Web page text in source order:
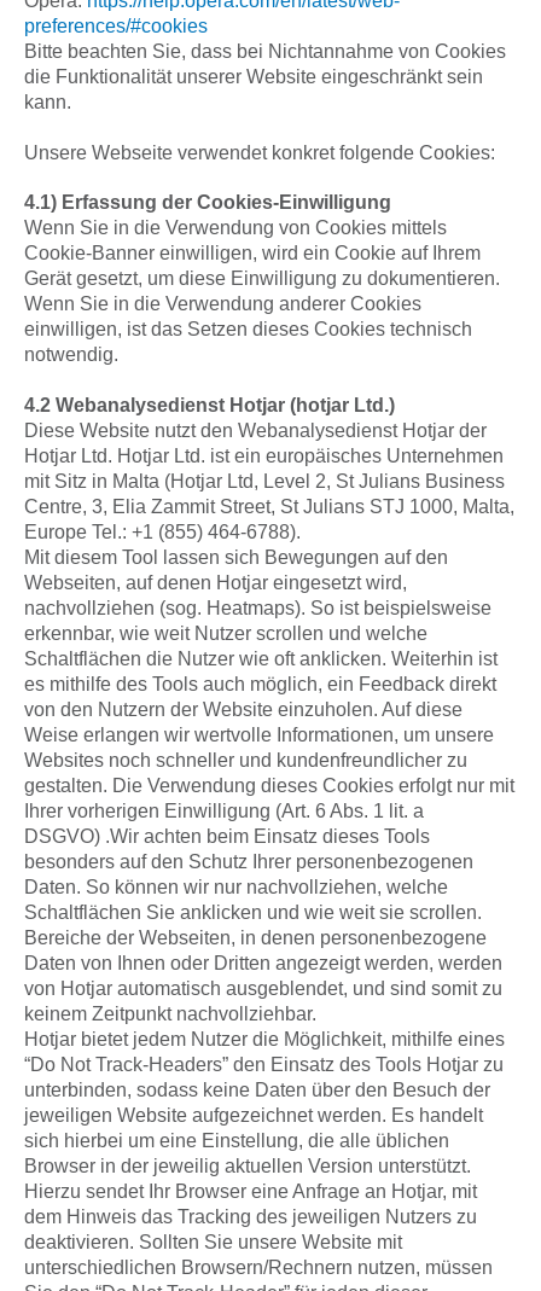
preferences/#cookies
Bitte beachten Sie, dass bei Nichtannahme von Cookies
die Funktionalität unserer Website eingeschränkt sein
kann.
Unsere Webseite verwendet konkret folgende Cookies:
4.1) Erfassung der Cookies-Einwilligung
Wenn Sie in die Verwendung von Cookies mittels
Cookie-Banner einwilligen, wird ein Cookie auf Ihrem
Gerät gesetzt, um diese Einwilligung zu dokumentieren.
Wenn Sie in die Verwendung anderer Cookies
einwilligen, ist das Setzen dieses Cookies technisch
notwendig.
4.2 Webanalysedienst Hotjar (hotjar Ltd.)
Diese Website nutzt den Webanalysedienst Hotjar der
Hotjar Ltd. Hotjar Ltd. ist ein europäisches Unternehmen
mit Sitz in Malta (Hotjar Ltd, Level 2, St Julians Business
Centre, 3, Elia Zammit Street, St Julians STJ 1000, Malta,
Europe Tel.: +1 (855) 464-6788).
Mit diesem Tool lassen sich Bewegungen auf den
Webseiten, auf denen Hotjar eingesetzt wird,
nachvollziehen (sog. Heatmaps). So ist beispielsweise
erkennbar, wie weit Nutzer scrollen und welche
Schaltflächen die Nutzer wie oft anklicken. Weiterhin ist
es mithilfe des Tools auch möglich, ein Feedback direkt
von den Nutzern der Website einzuholen. Auf diese
Weise erlangen wir wertvolle Informationen, um unsere
Websites noch schneller und kundenfreundlicher zu
gestalten. Die Verwendung dieses Cookies erfolgt nur mit
Ihrer vorherigen Einwilligung (Art. 6 Abs. 1 lit. a
DSGVO) .Wir achten beim Einsatz dieses Tools
besonders auf den Schutz Ihrer personenbezogenen
Daten. So können wir nur nachvollziehen, welche
Schaltflächen Sie anklicken und wie weit sie scrollen.
Bereiche der Webseiten, in denen personenbezogene
Daten von Ihnen oder Dritten angezeigt werden, werden
von Hotjar automatisch ausgeblendet, und sind somit zu
keinem Zeitpunkt nachvollziehbar.
Hotjar bietet jedem Nutzer die Möglichkeit, mithilfe eines
“Do Not Track-Headers” den Einsatz des Tools Hotjar zu
unterbinden, sodass keine Daten über den Besuch der
jeweiligen Website aufgezeichnet werden. Es handelt
sich hierbei um eine Einstellung, die alle üblichen
Browser in der jeweilig aktuellen Version unterstützt.
Hierzu sendet Ihr Browser eine Anfrage an Hotjar, mit
dem Hinweis das Tracking des jeweiligen Nutzers zu
deaktivieren. Sollten Sie unsere Website mit
unterschiedlichen Browsern/Rechnern nutzen, müssen